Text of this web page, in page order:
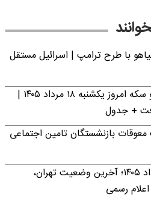
با طرح ترامپ | اسرائیل مستقل
خبر فوری شبانه از قیمت طلا و سکه امروز یکشنبه ۱۸ مرداد ۱۴۰۵ |
بازنشستگان تامین اجتماعی
تعطیلی ادارات سه‌شنبه ۲۰ مرداد ۱۴۰۵؛ آخرین وضعیت تهران،